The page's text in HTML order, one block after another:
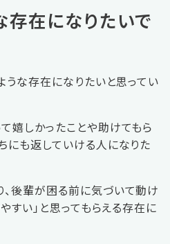
在になりたいで
うな存在になりたいと思ってい
嬉しかったことや助けてもら
にも返していける人になりた
後輩が困る前に気づいて動け
やすい」と思ってもらえる存在に